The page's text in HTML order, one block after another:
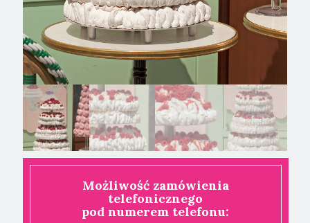
Możliwość zamówienia
telefonicznego
pod numerem telefonu: